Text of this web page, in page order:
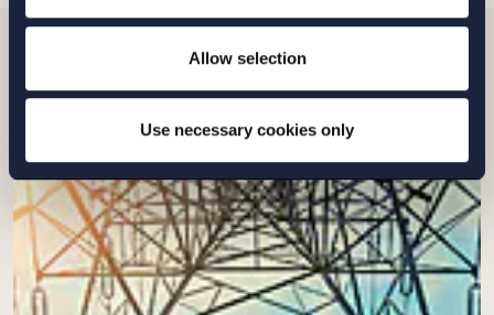
Allow selection
Use necessary cookies only
Relaterade nyheter